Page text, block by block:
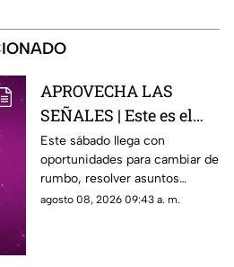
APROVECHA LAS
SEÑALES | Este es el
horóscopo de hoy
sábado 8 de agosto
Este sábado llega con
oportunidades para cambiar de
rumbo, resolver asuntos
pendientes y prestar atención
agosto 08, 2026 09:43 a. m.